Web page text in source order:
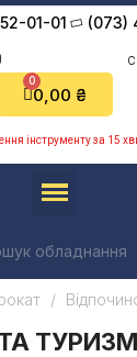
01-01 (073)
0,00 ₴
інструменту за 15
ТУРИЗМ